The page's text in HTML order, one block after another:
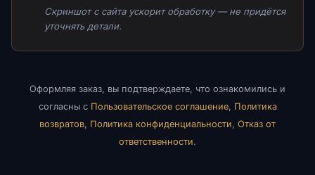
Скриншот с сайта ускорит обработку — не придётся
уточнять детали.
Оформляя заказ, вы подтверждаете, что ознакомились и
согласны с Пользовательское соглашение, Политика
возвратов, Политика конфиденциальности, Отказ от
ответственности.